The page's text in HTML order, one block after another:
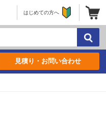
はじめての方へ
見積り・お問い合わせ